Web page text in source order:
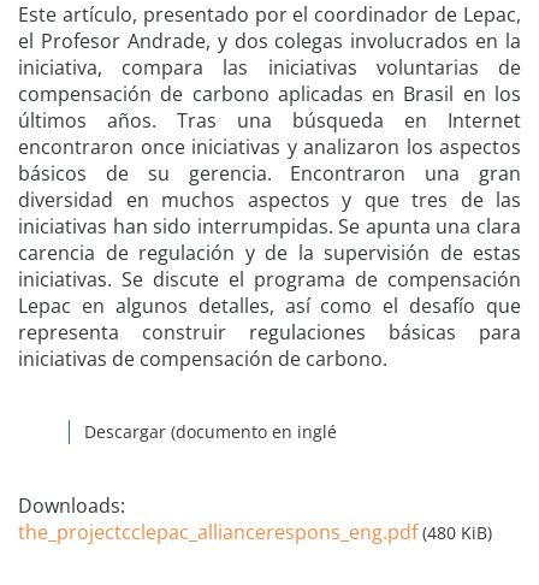
Este artículo, presentado por el coordinador de Lepac,
el Profesor Andrade, y dos colegas involucrados en la
iniciativa, compara las iniciativas voluntarias de
compensación de carbono aplicadas en Brasil en los
últimos años. Tras una búsqueda en Internet
encontraron once iniciativas y analizaron los aspectos
básicos de su gerencia. Encontraron una gran
diversidad en muchos aspectos y que tres de las
iniciativas han sido interrumpidas. Se apunta una clara
carencia de regulación y de la supervisión de estas
iniciativas. Se discute el programa de compensación
Lepac en algunos detalles, así como el desafío que
representa construir regulaciones básicas para
iniciativas de compensación de carbono.
Descargar (documento en inglé
Downloads:
the_projectcclepac_alliancerespons_eng.pdf (480 KiB)